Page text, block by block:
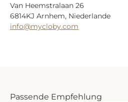
Van Heemstralaan 26
6814KJ Arnhem, Niederlande
info@mycloby.com
Produktgalerie überspringen
Passende Empfehlung